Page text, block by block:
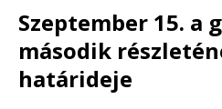
Szeptember 15. a
második
határideje